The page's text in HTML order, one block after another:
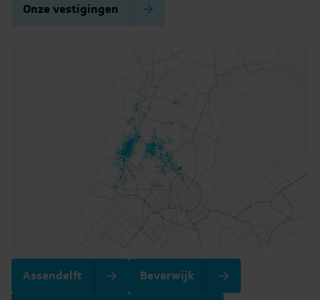
Onze vestigingen
Assendelft Beverwijk